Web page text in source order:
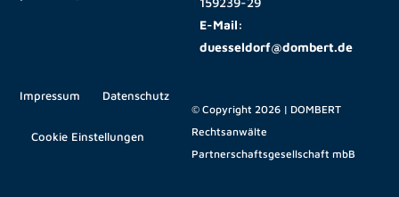
E-Mail:
duesseldorf@dombert.de
Impressum Datenschutz
Cookie Einstellungen
© Copyright 2026 | DOMBERT
Rechtsanwälte
Partnerschaftsgesellschaft mbB